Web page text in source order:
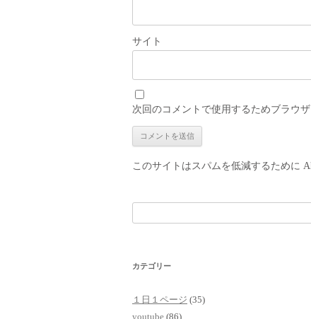
サイト
次回のコメントで使用するためブラウ
このサイトはスパムを低減するために
索:
カテゴリー
１日１ページ (35)
youtube (86)